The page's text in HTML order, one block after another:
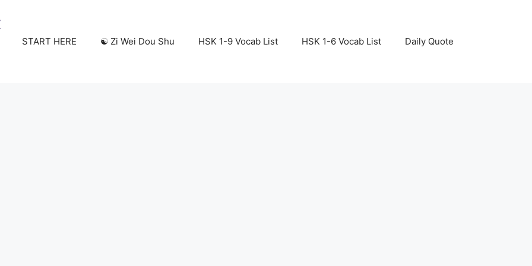
START HERE ☯️ Zi Wei Dou Shu HSK 1-9 Vocab List HSK 1-6 Vocab List Daily Quote